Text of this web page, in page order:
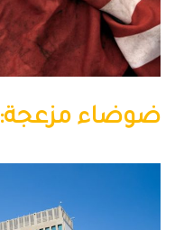
ضوضاء مزعجة: